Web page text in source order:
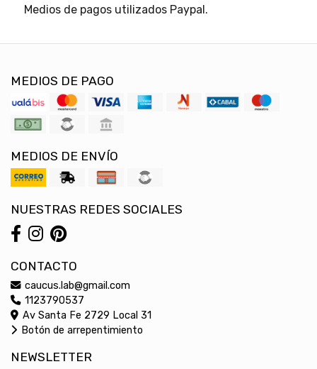
Medios de pagos utilizados Paypal.
MEDIOS DE PAGO
MEDIOS DE ENVÍO
NUESTRAS REDES SOCIALES
CONTACTO
caucus.lab@gmail.com
1123790537
Av Santa Fe 2729 Local 31
Botón de arrepentimiento
NEWSLETTER